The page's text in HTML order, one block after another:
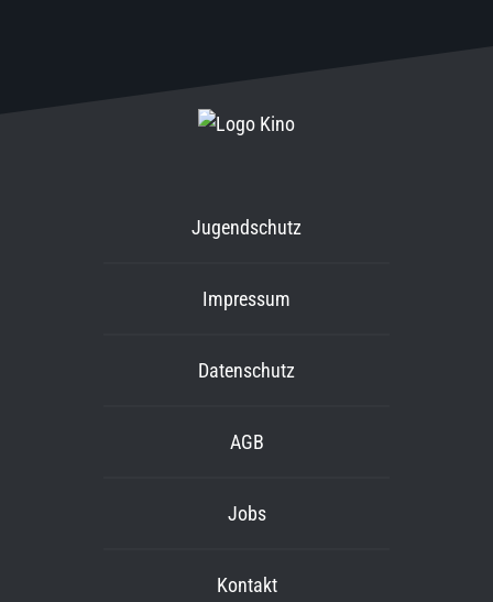
Jugendschutz
Impressum
Datenschutz
AGB
Jobs
Kontakt